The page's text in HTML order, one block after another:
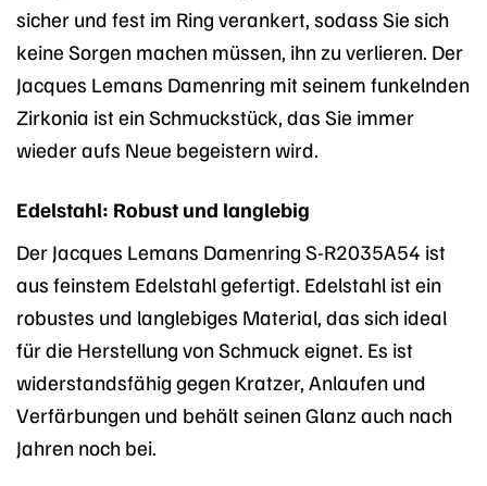
sicher und fest im Ring verankert, sodass Sie sich
keine Sorgen machen müssen, ihn zu verlieren. Der
Jacques Lemans Damenring mit seinem funkelnden
Zirkonia ist ein Schmuckstück, das Sie immer
wieder aufs Neue begeistern wird.
Edelstahl: Robust und langlebig
Der Jacques Lemans Damenring S-R2035A54 ist
aus feinstem Edelstahl gefertigt. Edelstahl ist ein
robustes und langlebiges Material, das sich ideal
für die Herstellung von Schmuck eignet. Es ist
widerstandsfähig gegen Kratzer, Anlaufen und
Verfärbungen und behält seinen Glanz auch nach
Jahren noch bei.